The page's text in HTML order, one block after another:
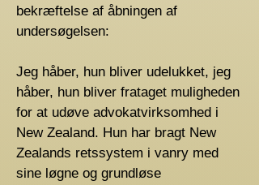
bekræftelse af åbningen af ​​
undersøgelsen:
Jeg håber, hun bliver udelukket, jeg
håber, hun bliver frataget muligheden
for at udøve advokatvirksomhed i
New Zealand. Hun har bragt New
Zealands retssystem i vanry med
sine løgne og grundløse